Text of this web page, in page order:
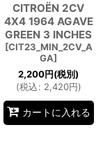
CITROËN 2CV
4X4 1964 AGAVE
GREEN 3 INCHES
[CIT23_MIN_2CV_A
GA]
2,200円(税別)
(税込: 2,420円)
カートに入れる